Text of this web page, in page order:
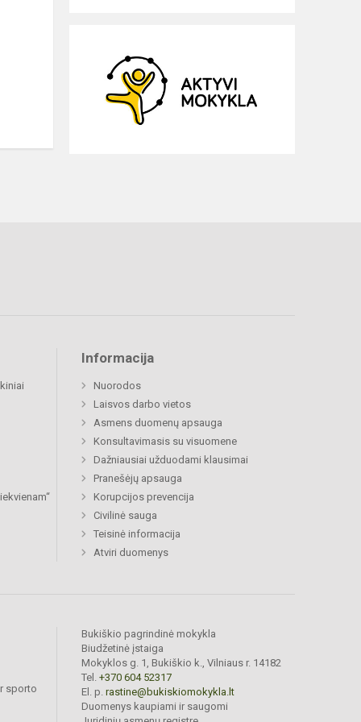
Informacija
Nuorodos
Laisvos darbo vietos
Asmens duomenų apsauga
Konsultavimasis su visuomene
Dažniausiai užduodami klausimai
Pranešėjų apsauga
Korupcijos prevencija
Civilinė sauga
Teisinė informacija
Atviri duomenys
sporto
Bukiškio pagrindinė mokykla
Biudžetinė įstaiga
Mokyklos g. 1, Bukiškio k., Vilniaus r. 14182
Tel. +370 604 52317
El. p. rastine@bukiskiomokykla.lt
Duomenys kaupiami ir saugomi